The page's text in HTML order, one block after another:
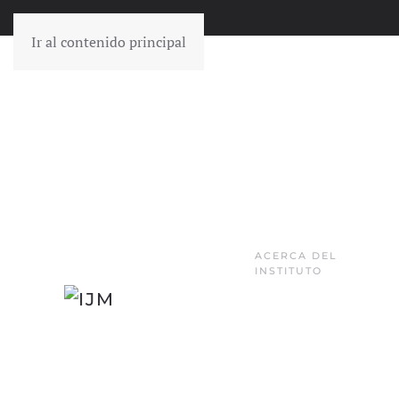
Ir al contenido principal
ACERCA DEL
INSTITUTO